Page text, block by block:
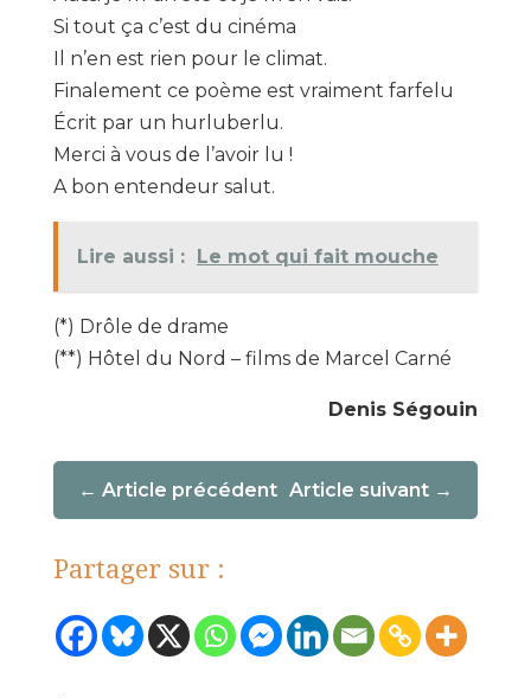
Si tout ça c’est du cinéma
Il n’en est rien pour le climat.
Finalement ce poème est vraiment farfelu
Écrit par un hurluberlu.
Merci à vous de l’avoir lu !
A bon entendeur salut.
Lire aussi : Le mot qui fait mouche
(*) Drôle de drame
(**) Hôtel du Nord – films de Marcel Carné
Denis Ségouin
Article suivant
Article précédent
Partager sur :